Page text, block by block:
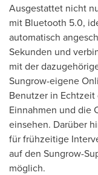
Ausgestattet nicht
mit Bluetooth 5.0,
automatisch
Sekunden und
mit der
Sungrow-eigene
Benutzer in
Einnahmen und die
einsehen. Darüber
für frühzeitige
auf den Sungrow-
möglich.